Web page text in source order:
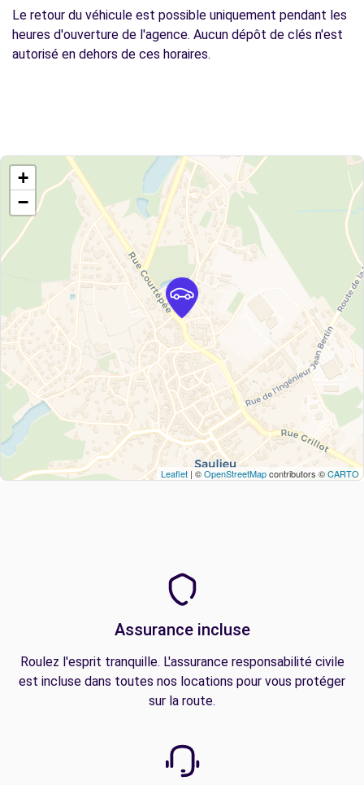
Le retour du véhicule est possible uniquement pendant les
heures d'ouverture de l'agence. Aucun dépôt de clés n'est
autorisé en dehors de ces horaires.
+
−
Leaflet | ©OpenStreetMapcontributors ©CARTO
Assurance incluse
Roulez l'esprit tranquille. L'assurance responsabilité civile
est incluse dans toutes nos locations pour vous protéger
sur la route.